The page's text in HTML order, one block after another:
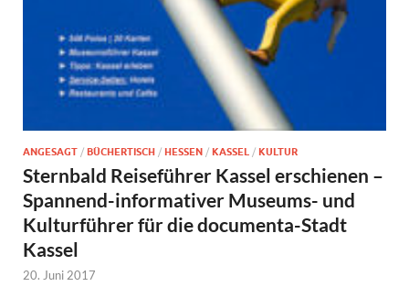
ANGESAGT / BÜCHERTISCH / HESSEN / KASSEL / KULTUR
Sternbald Reiseführer Kassel erschienen –
Spannend-informativer Museums- und
Kulturführer für die documenta-Stadt
Kassel
20. Juni 2017